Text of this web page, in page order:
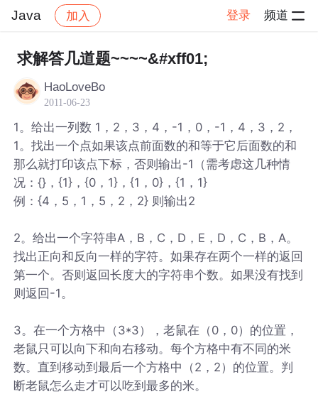
Java 加入 登录 频道
社区 Java 帖子详情
求解答几道题~~~~&#xff01;
HaoLoveBo
2011-06-23
1。给出一列数 1，2，3，4，-1，0，-1，4，3，2，
1。找出一个点如果该点前面数的和等于它后面数的和
那么就打印该点下标，否则输出-1（需考虑这几种情
况：{}，{1}，{0，1}，{1，0}，{1，1}
例：{4，5，1，5，2，2} 则输出2
2。给出一个字符串A，B，C，D，E，D，C，B，A。
找出正向和反向一样的字符。如果存在两个一样的返回
第一个。否则返回长度大的字符串个数。如果没有找到
则返回-1。
3。在一个方格中（3*3），老鼠在（0，0）的位置，
老鼠只可以向下和向右移动。每个方格中有不同的米
数。直到移动到最后一个方格中（2，2）的位置。判
断老鼠怎么走才可以吃到最多的米。